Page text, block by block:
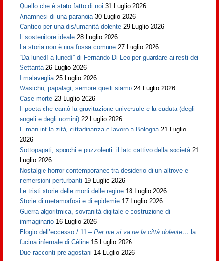
Quello che è stato fatto di noi 31 Luglio 2026
Anamnesi di una paranoia 30 Luglio 2026
Cantico per una dis/umanità dolente 29 Luglio 2026
Il sostenitore ideale 28 Luglio 2026
La storia non è una fossa comune 27 Luglio 2026
“Da lunedì a lunedì” di Fernando Di Leo per guardare ai resti dei
Settanta 26 Luglio 2026
I malaveglia 25 Luglio 2026
Wasichu, papalagi, sempre quelli siamo 24 Luglio 2026
Case morte 23 Luglio 2026
Il poeta che cantò la gravitazione universale e la caduta (degli
angeli e degli uomini) 22 Luglio 2026
E man int la zità, cittadinanza e lavoro a Bologna 21 Luglio
2026
Sottopagati, sporchi e puzzolenti: il lato cattivo della società 21
Luglio 2026
Nostalgie horror contemporanee tra desiderio di un altrove e
riemersioni perturbanti 19 Luglio 2026
Le tristi storie delle morti delle regine 18 Luglio 2026
Storie di metamorfosi e di epidemie 17 Luglio 2026
Guerra algoritmica, sovranità digitale e costruzione di
immaginario 16 Luglio 2026
Elogio dell’eccesso / 11 –Per me si va ne la città dolente… la
fucina infernale di Cèline 15 Luglio 2026
Due racconti pre agostani 14 Luglio 2026